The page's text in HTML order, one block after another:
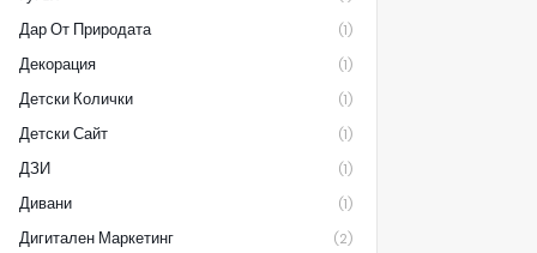
Дар От Природата (1)
Декорация (1)
Детски Колички (1)
Детски Сайт (1)
ДЗИ (1)
Дивани (1)
Дигитален Маркетинг (2)